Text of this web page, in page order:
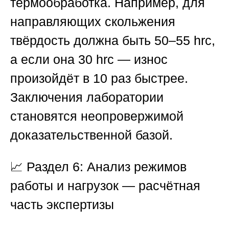
направляющих скольжения
твёрдость должна быть 50–55 hrc,
а если она 30 hrc — износ
произойдёт в 10 раз быстрее.
Заключения лаборатории
становятся неопровержимой
доказательственной базой.
📈 Раздел 6: Анализ режимов
работы и нагрузок — расчётная
часть экспертизы